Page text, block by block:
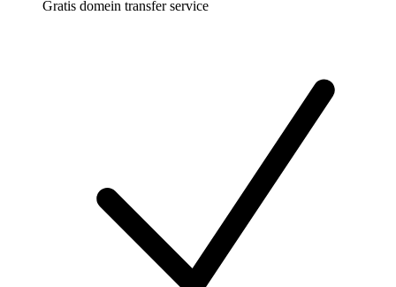
Gratis domein transfer service